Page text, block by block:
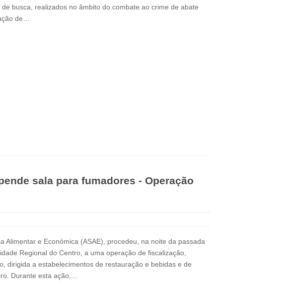
busca, realizados no âmbito do combate ao crime de abate
de…
sala para fumadores - Operação
Alimentar e Económica (ASAE), procedeu, na noite da passada
Regional do Centro, a uma operação de fiscalização,
dirigida a estabelecimentos de restauração e bebidas e de
Durante esta ação,…